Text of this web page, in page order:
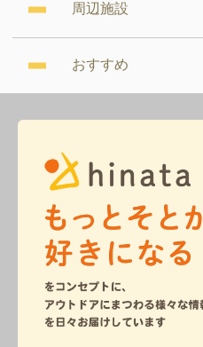
周辺施設
おすすめ